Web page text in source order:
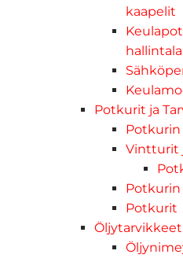
kaapelit
Potkurit ja
Vintturit
Potkurin
Potkurit
Öljytarvikkeet